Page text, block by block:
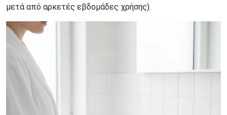
μετά από αρκετές εβδομάδες χρήσης).